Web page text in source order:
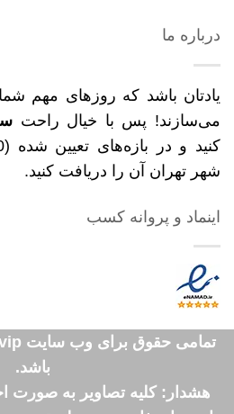
درباره ما
یادتان باشد که روزهای مهم
می‌سازند! پس با خیال راحت
شهر تهران آن را دریافت کنید.
اینماد و پروانه کسب
باشد.
هشدار: کلیه تصاویر به